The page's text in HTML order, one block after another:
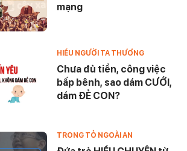
mạng
HIỂU NGƯỜI TA THƯƠNG
Chưa đủ tiền, công việc
bấp bênh, sao dám CƯỚI,
dám ĐẺ CON?
TRONG TỎ NGOÀI AN